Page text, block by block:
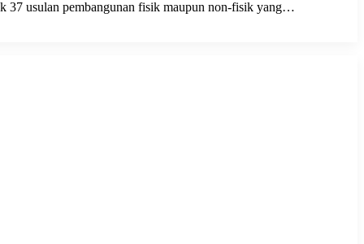
37 usulan pembangunan fisik maupun non-fisik yang…